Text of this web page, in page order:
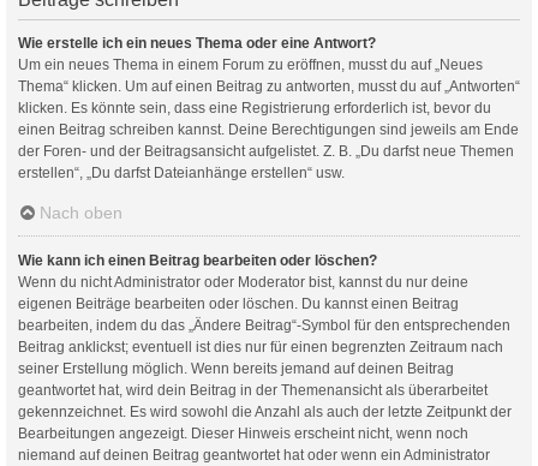
Wie erstelle ich ein neues Thema oder eine Antwort?
Um ein neues Thema in einem Forum zu eröffnen, musst du auf „Neues
Thema“ klicken. Um auf einen Beitrag zu antworten, musst du auf „Antworten“
klicken. Es könnte sein, dass eine Registrierung erforderlich ist, bevor du
einen Beitrag schreiben kannst. Deine Berechtigungen sind jeweils am Ende
der Foren- und der Beitragsansicht aufgelistet. Z. B. „Du darfst neue Themen
erstellen“, „Du darfst Dateianhänge erstellen“ usw.
Nach oben
Wie kann ich einen Beitrag bearbeiten oder löschen?
Wenn du nicht Administrator oder Moderator bist, kannst du nur deine
eigenen Beiträge bearbeiten oder löschen. Du kannst einen Beitrag
bearbeiten, indem du das „Ändere Beitrag“-Symbol für den entsprechenden
Beitrag anklickst; eventuell ist dies nur für einen begrenzten Zeitraum nach
seiner Erstellung möglich. Wenn bereits jemand auf deinen Beitrag
geantwortet hat, wird dein Beitrag in der Themenansicht als überarbeitet
gekennzeichnet. Es wird sowohl die Anzahl als auch der letzte Zeitpunkt der
Bearbeitungen angezeigt. Dieser Hinweis erscheint nicht, wenn noch
niemand auf deinen Beitrag geantwortet hat oder wenn ein Administrator